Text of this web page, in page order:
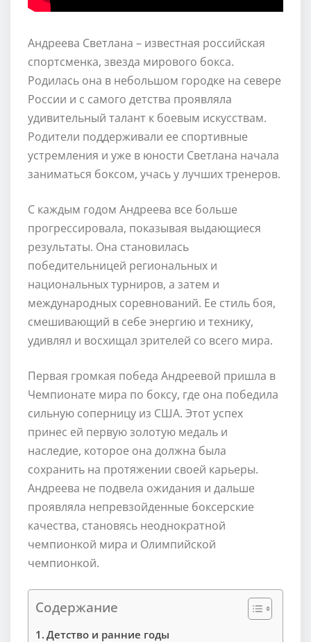
Андреева Светлана – известная российская
спортсменка, звезда мирового бокса.
Родилась она в небольшом городке на севере
России и с самого детства проявляла
удивительный талант к боевым искусствам.
Родители поддерживали ее спортивные
устремления и уже в юности Светлана начала
заниматься боксом, учась у лучших тренеров.
С каждым годом Андреева все больше
прогрессировала, показывая выдающиеся
результаты. Она становилась
победительницей региональных и
национальных турниров, а затем и
международных соревнований. Ее стиль боя,
смешивающий в себе энергию и технику,
удивлял и восхищал зрителей со всего мира.
Первая громкая победа Андреевой пришла в
Чемпионате мира по боксу, где она победила
сильную соперницу из США. Этот успех
принес ей первую золотую медаль и
наследие, которое она должна была
сохранить на протяжении своей карьеры.
Андреева не подвела ожидания и дальше
проявляла непревзойденные боксерские
качества, становясь неоднократной
чемпионкой мира и Олимпийской
чемпионкой.
Содержание
Детство и ранние годы